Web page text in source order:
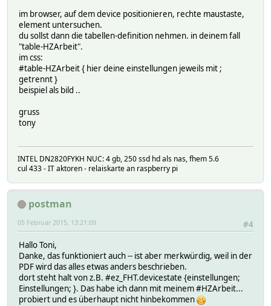
im browser, auf dem device positionieren, rechte maustaste,
element untersuchen.
du sollst dann die tabellen-definition nehmen. in deinem fall
"table-HZArbeit".
im css:
#table-HZArbeit { hier deine einstellungen jeweils mit ;
getrennt }
beispiel als bild ..
gruss
tony
INTEL DN2820FYKH NUC: 4 gb, 250 ssd hd als nas, fhem 5.6
cul 433 - IT aktoren - relaiskarte an raspberry pi
postman
#4
05 Februar 2015, 13:21:09
Hallo Toni,
Danke, das funktioniert auch -- ist aber merkwürdig, weil in der
PDF wird das alles etwas anders beschrieben.
dort steht halt von z.B. #ez_FHT.devicestate {einstellungen;
Einstellungen; }. Das habe ich dann mit meinem #HZArbeit...
probiert und es überhaupt nicht hinbekommen